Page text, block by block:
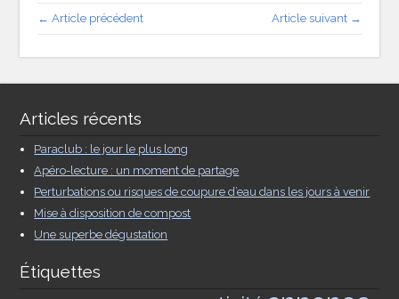
← Article précédent Article suivant →
Articles récents
Paraclub : le jour le plus long
Apéro-lecture : un moment de partage
Perturbations ou risques de coupure d’eau dans les jours à venir
Mise à disposition de compost
Une superbe dégustation
Étiquettes